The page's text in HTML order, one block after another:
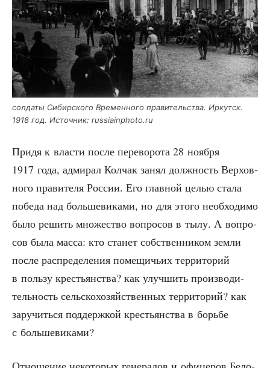
сол­да­ты Сибир­ско­го Вре­мен­но­го пра­ви­тель­ства. Иркутск.
1918 год. Источ­ник: russiainphoto.ru
При­дя к вла­сти после пере­во­ро­та 28 нояб­ря
1917 года, адми­рал Кол­чак занял долж­ность Вер­хов­
но­го пра­ви­те­ля Рос­сии. Его глав­ной целью ста­ла
побе­да над боль­ше­ви­ка­ми, но для это­го необ­хо­ди­мо
было решить мно­же­ство вопро­сов в тылу. А вопро­
сов была мас­са: кто ста­нет соб­ствен­ни­ком зем­ли
после рас­пре­де­ле­ния поме­щи­чьих тер­ри­то­рий
в поль­зу кре­стьян­ства? как улуч­шить про­из­во­ди­
тель­ность сель­ско­хо­зяй­ствен­ных тер­ри­то­рий? как
зару­чить­ся под­держ­кой кре­стьян­ства в борь­бе
с большевиками?